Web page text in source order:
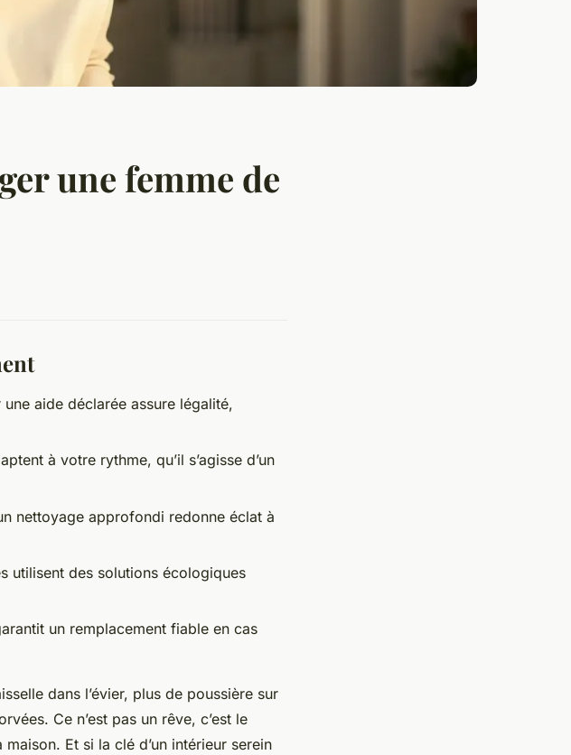
une femme de
aide déclarée assure légalité,
à votre rythme, qu’il s’agisse d’un
nettoyage approfondi redonne éclat à
utilisent des solutions écologiques
un remplacement fiable en cas
dans l’évier, plus de poussière sur
Ce n’est pas un rêve, c’est le
Et si la clé d’un intérieur serein